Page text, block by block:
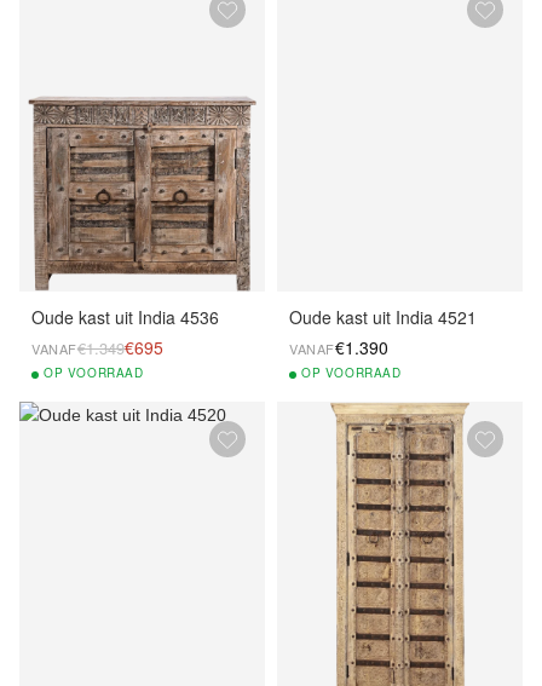
Oude kast uit India 4536
VANAF€1.349€695
OP VOORRAAD
Oude kast uit India 4521
VANAF€1.390
OP VOORRAAD